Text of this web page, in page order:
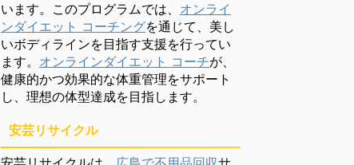
います。このプログラムでは、 オンライ
ンダイエット コーチングを通じて、美し
いボディラインを目指す支援を行ってい
ます。 オンラインダイエット コーチが、
健康的かつ効果的な体重管理をサポート
し、理想の体型達成を目指します。
安芸リサイクル